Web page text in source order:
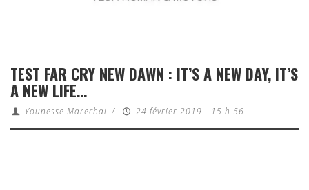
TEST FAR CRY NEW DAWN : IT’S A NEW DAY, IT’S
A NEW LIFE…
Younesse Marechal / 24 février 2019 - 15 h 56